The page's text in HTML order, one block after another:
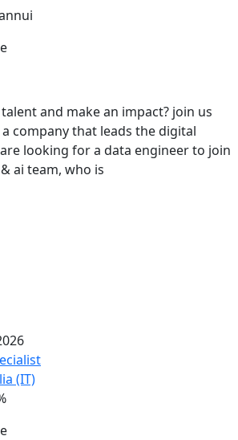
and make an impact? join us
company that leads the digital
looking for a data engineer to join
ai team, who is
(IT)